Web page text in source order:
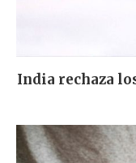
India rechaza